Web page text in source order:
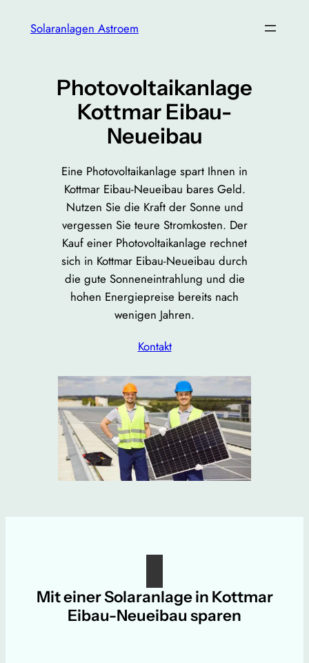
InhaltSolaranlagen Astroem
Photovoltaikanlage
Kottmar Eibau-
Neueibau
Eine Photovoltaikanlage spart Ihnen in
Kottmar Eibau-Neueibau bares Geld.
Nutzen Sie die Kraft der Sonne und
vergessen Sie teure Stromkosten. Der
Kauf einer Photovoltaikanlage rechnet
sich in Kottmar Eibau-Neueibau durch
die gute Sonneneintrahlung und die
hohen Energiepreise bereits nach
wenigen Jahren.
Kontakt
Mit einer Solaranlage in Kottmar
Eibau-Neueibau sparen